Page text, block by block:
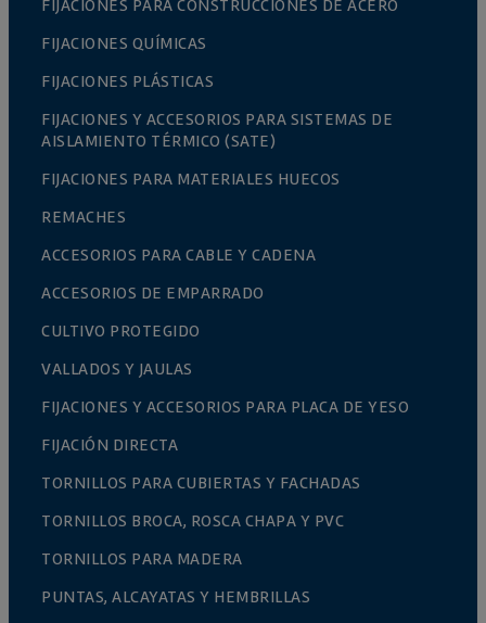
FIJACIONES PARA CONSTRUCCIONES DE ACERO
FIJACIONES QUÍMICAS
FIJACIONES PLÁSTICAS
FIJACIONES Y ACCESORIOS PARA SISTEMAS DE
AISLAMIENTO TÉRMICO (SATE)
FIJACIONES PARA MATERIALES HUECOS
REMACHES
ACCESORIOS PARA CABLE Y CADENA
ACCESORIOS DE EMPARRADO
CULTIVO PROTEGIDO
VALLADOS Y JAULAS
FIJACIONES Y ACCESORIOS PARA PLACA DE YESO
FIJACIÓN DIRECTA
TORNILLOS PARA CUBIERTAS Y FACHADAS
TORNILLOS BROCA, ROSCA CHAPA Y PVC
TORNILLOS PARA MADERA
PUNTAS, ALCAYATAS Y HEMBRILLAS